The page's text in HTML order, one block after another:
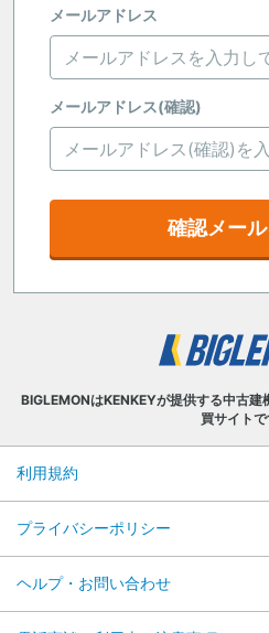
メールアドレス
メールアドレス(確認)
確認メー
BIGLEMONはKENKEYが提供する中古
買サイトで
利用規約
プライバシーポリシー
ヘルプ・お問い合わせ